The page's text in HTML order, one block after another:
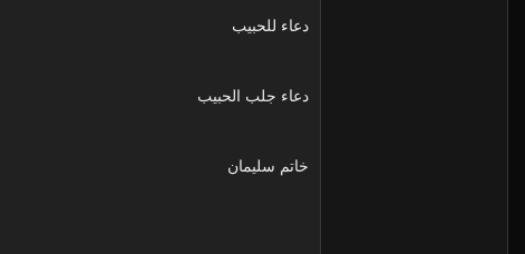
دعاء للحبيب
دعاء جلب الحبيب
خاتم سليمان